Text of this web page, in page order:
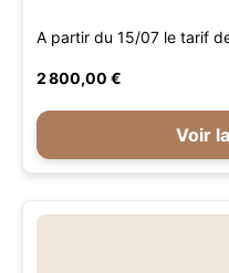
A partir du 15/07 le tarif
2 800,00 €
Voir